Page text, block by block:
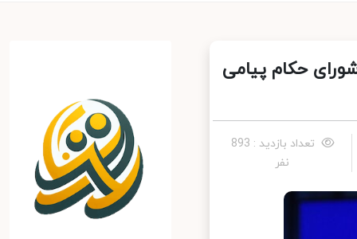
حکام پیامی
تعداد بازدید : 893
نفر